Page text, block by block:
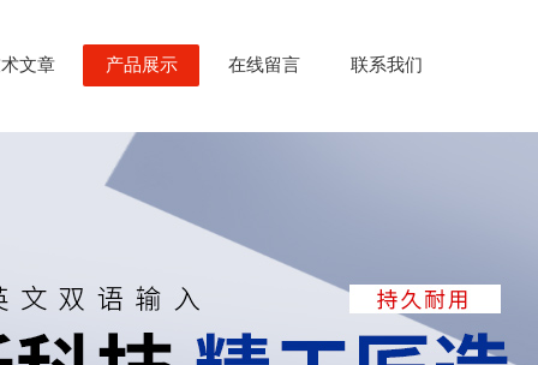
文章 产品展示 在线留言 联系我们